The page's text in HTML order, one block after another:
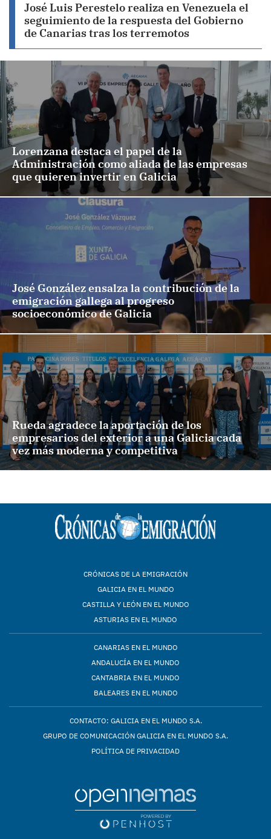
José Luis Perestelo realiza en Venezuela el
seguimiento de la respuesta del Gobierno
de Canarias tras los terremotos
Lorenzana destaca el papel de la
Administración como aliada de las empresas
que quieren invertir en Galicia
José González ensalza la contribución de la
emigración gallega al progreso
socioeconómico de Galicia
Rueda agradece la aportación de los
empresarios del exterior a una Galicia cada
vez más moderna y competitiva
CRÓNICAS DE LA EMIGRACIÓN
GALICIA EN EL MUNDO
CASTILLA Y LEÓN EN EL MUNDO
ASTURIAS EN EL MUNDO
CANARIAS EN EL MUNDO
ANDALUCÍA EN EL MUNDO
CANTABRIA EN EL MUNDO
BALEARES EN EL MUNDO
CONTACTO: GALICIA EN EL MUNDO S.A.
GRUPO DE COMUNICACIÓN GALICIA EN EL MUNDO S.A.
POLÍTICA DE PRIVACIDAD